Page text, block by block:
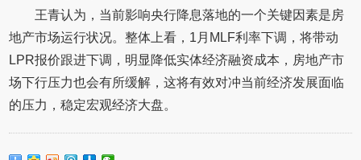
王青认为，当前影响央行降息落地的一个关键因素是房
地产市场运行状况。整体上看，1月MLF利率下调，将带动
LPR报价跟进下调，明显降低实体经济融资成本，房地产市
场下行压力也会有所缓解，这将有效对冲当前经济发展面临
的压力，稳定宏观经济大盘。